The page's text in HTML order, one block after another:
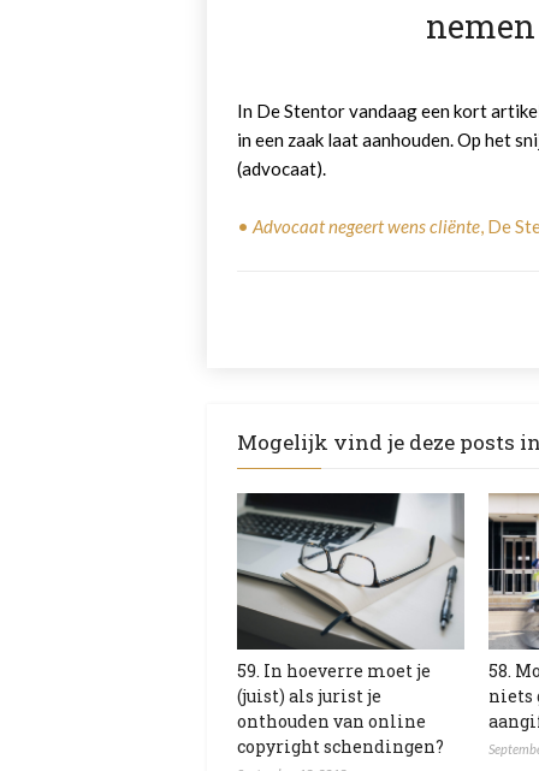
In De Stentor vandaag een kort
in een zaak laat aanhouden. Op het
(advocaat).
• Advocaat negeert wens cliënte, De
Mogelijk vind je deze posts
59. In hoeverre moet je
(juist) als jurist je
onthouden van online
copyright schendingen?
58.
niets